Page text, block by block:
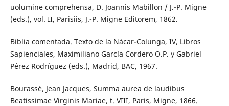
uolumine comprehensa, D. Joannis Mabillon / J.-P. Migne
(eds.), vol. II, Parisiis, J.-P. Migne Editorem, 1862.
Biblia comentada. Texto de la Nácar-Colunga, IV, Libros
Sapienciales, Maximiliano García Cordero O.P. y Gabriel
Pérez Rodríguez (eds.), Madrid, BAC, 1967.
Bourassé, Jean Jacques, Summa aurea de laudibus
Beatissimae Virginis Mariae, t. VIII, Paris, Migne, 1866.